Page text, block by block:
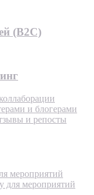
(B2C)
и блогерами
и репосты
мероприятий
для мероприятий